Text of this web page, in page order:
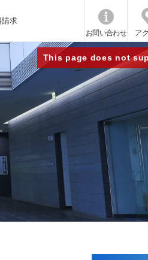
請求
お問い合わせ ア
This page does not